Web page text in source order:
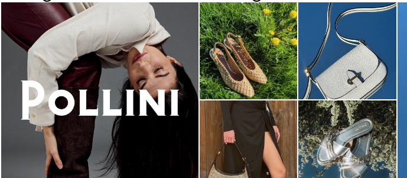
An ode to the house’s vibrant Italian roots, the
new...